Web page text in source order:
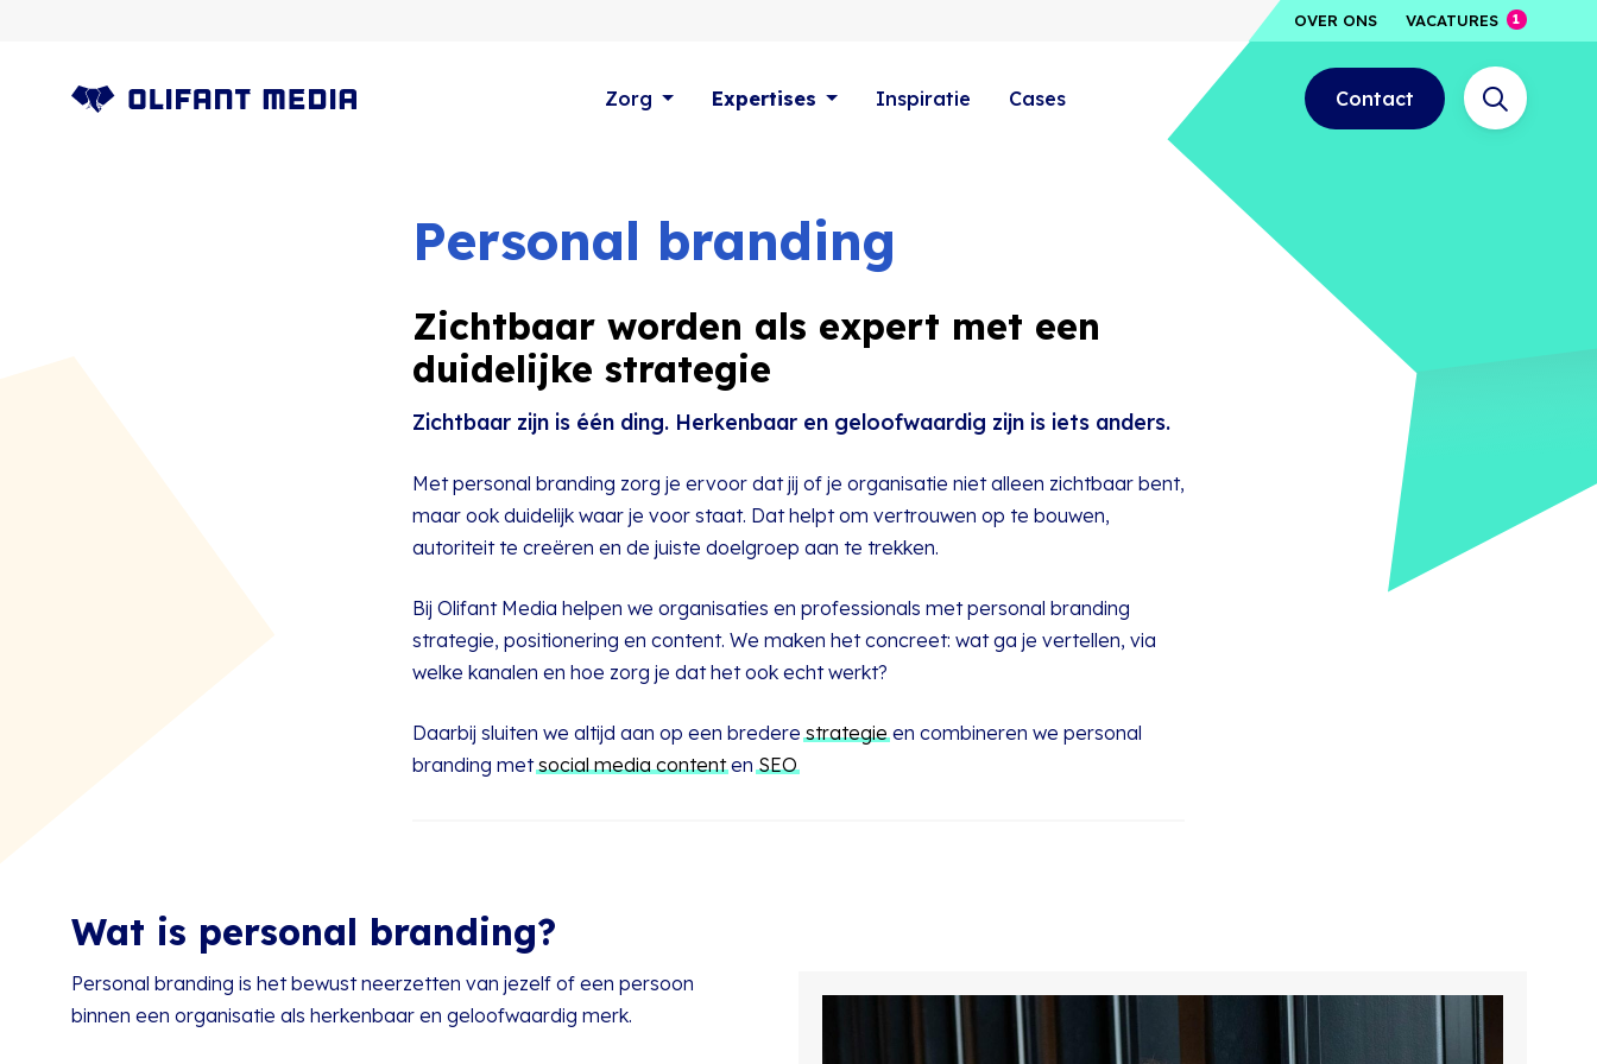
OVER ONS VACATURES
Zorg Expertises Inspiratie Cases Contact
Personal branding
Zichtbaar worden als expert met een
duidelijke strategie
Zichtbaar zijn is één ding. Herkenbaar en geloofwaardig zijn is iets anders.
Met personal branding zorg je ervoor dat jij of je organisatie niet alleen zichtbaar bent,
maar ook duidelijk waar je voor staat. Dat helpt om vertrouwen op te bouwen,
autoriteit te creëren en de juiste doelgroep aan te trekken.
Bij Olifant Media helpen we organisaties en professionals met personal branding
strategie, positionering en content. We maken het concreet: wat ga je vertellen, via
welke kanalen en hoe zorg je dat het ook echt werkt?
Daarbij sluiten we altijd aan op een brederestrategieen combineren we personal
branding metsocial media contentenSEO.
Wat is personal branding?
Personal branding is het bewust neerzetten van jezelf of een persoon
binnen een organisatie als herkenbaar en geloofwaardig merk.